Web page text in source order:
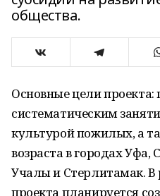
общества.
Основные цели
систематическим
культурой пожилых, а
возраста в городах Уфа,
Учалы и Стерлитамак. В
проекта планируется